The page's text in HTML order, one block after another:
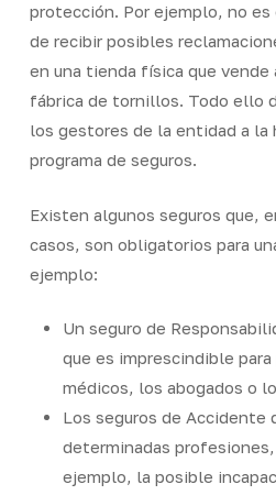
protección. Por ejemplo, no
de recibir posibles
en una tienda física que vende
fábrica de tornillos. Todo ello
los gestores de la entidad a la
programa de seguros.
Existen algunos seguros que,
casos, son obligatorios para
ejemplo:
Un seguro de
que es imprescindible
médicos, los abogados o
Los seguros de Accidente
determinadas
ejemplo, la posible